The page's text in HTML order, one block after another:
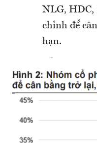
NLG, HDC,
chỉnh để
hạn.